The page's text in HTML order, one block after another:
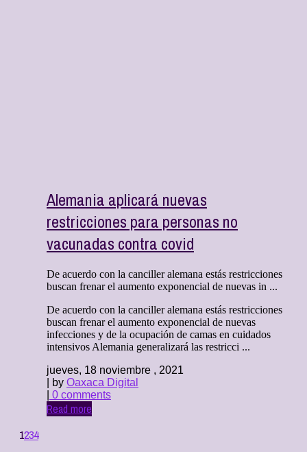
Alemania aplicará nuevas
restricciones para personas no
vacunadas contra covid
De acuerdo con la canciller alemana estás restricciones
buscan frenar el aumento exponencial de nuevas in ...
De acuerdo con la canciller alemana estás restricciones
buscan frenar el aumento exponencial de nuevas
infecciones y de la ocupación de camas en cuidados
intensivos Alemania generalizará las restricci ...
jueves, 18 noviembre , 2021
| by Oaxaca Digital
0 comments
Read more
1234